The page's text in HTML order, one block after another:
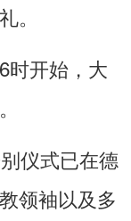
。
开始，大
仪式已在德
领袖以及多